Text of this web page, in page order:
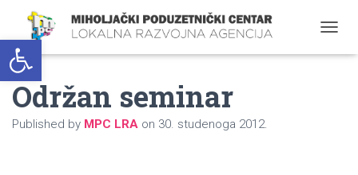
Open toolbar
O
Održan seminar
Published by MPC LRA on 30. studenoga 2012.